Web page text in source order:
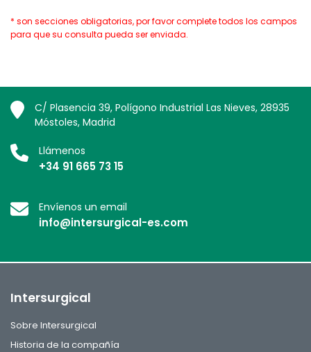
* son secciones obligatorias, por favor complete todos los campos
para que su consulta pueda ser enviada.
C/ Plasencia 39, Polígono Industrial Las Nieves, 28935
Móstoles, Madrid
Llámenos
+34 91 665 73 15
Envíenos un email
info@intersurgical-es.com
Intersurgical
Sobre Intersurgical
Historia de la compañía